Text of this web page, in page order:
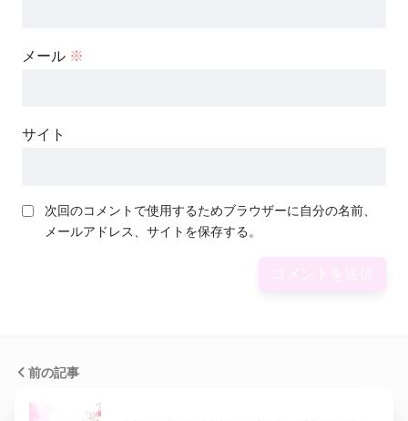
メール ※
サイト
次回のコメントで使用するためブラウザーに自分の名前、
メールアドレス、サイトを保存する。
前の記事